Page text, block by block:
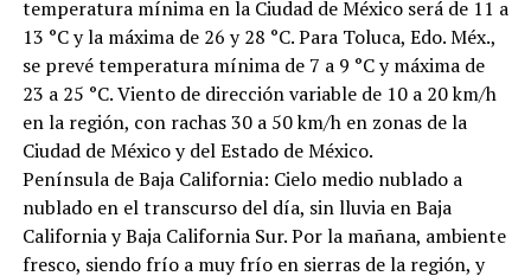
temperatura mínima en la Ciudad de México será de 11 a
13 °C y la máxima de 26 y 28 °C. Para Toluca, Edo. Méx.,
se prevé temperatura mínima de 7 a 9 °C y máxima de
23 a 25 °C. Viento de dirección variable de 10 a 20 km/h
en la región, con rachas 30 a 50 km/h en zonas de la
Ciudad de México y del Estado de México.
Península de Baja California: Cielo medio nublado a
nublado en el transcurso del día, sin lluvia en Baja
California y Baja California Sur. Por la mañana, ambiente
fresco, siendo frío a muy frío en sierras de la región, y